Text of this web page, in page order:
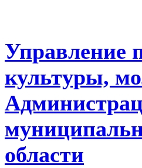
Управление
культуры,
области